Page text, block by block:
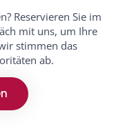
Reservieren Sie im
mit uns, um Ihre
stimmen das
ab.